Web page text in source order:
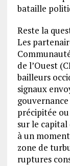
bataille
Reste la
Les
de l’Ouest
bailleurs
signaux
précipitée
sur le
à un
zone de
ruptures